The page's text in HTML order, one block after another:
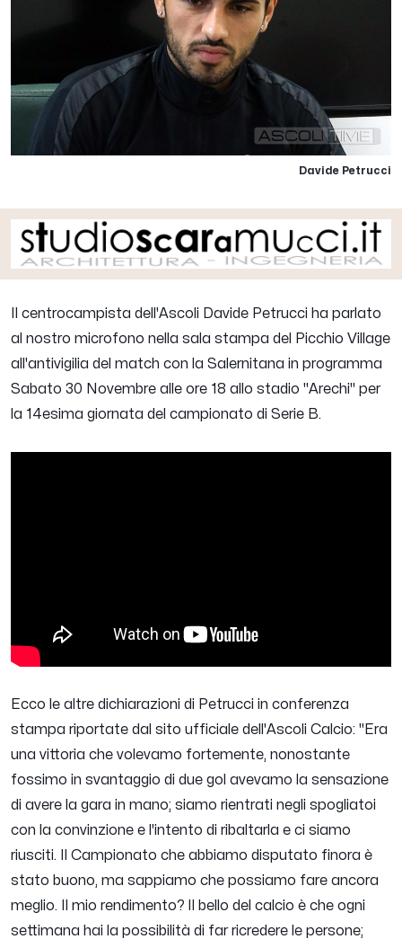
Davide Petrucci
Il centrocampista dell'Ascoli Davide Petrucci ha parlato
al nostro microfono nella sala stampa del Picchio Village
all'antivigilia del match con la Salernitana in programma
Sabato 30 Novembre alle ore 18 allo stadio "Arechi" per
la 14esima giornata del campionato di Serie B.
Ecco le altre dichiarazioni di Petrucci in conferenza
stampa riportate dal sito ufficiale dell'Ascoli Calcio: "Era
una vittoria che volevamo fortemente, nonostante
fossimo in svantaggio di due gol avevamo la sensazione
di avere la gara in mano; siamo rientrati negli spogliatoi
con la convinzione e l'intento di ribaltarla e ci siamo
riusciti. Il Campionato che abbiamo disputato finora è
stato buono, ma sappiamo che possiamo fare ancora
meglio. Il mio rendimento? Il bello del calcio è che ogni
settimana hai la possibilità di far ricredere le persone;